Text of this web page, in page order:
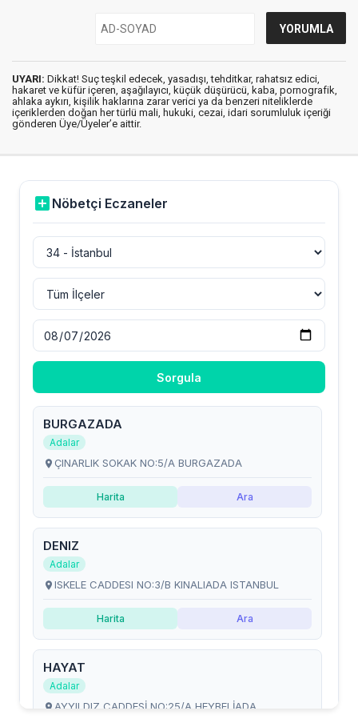
UYARI: Dikkat! Suç teşkil edecek, yasadışı, tehditkar, rahatsız edici,
hakaret ve küfür içeren, aşağılayıcı, küçük düşürücü, kaba, pornografik,
ahlaka aykırı, kişilik haklarına zarar verici ya da benzeri niteliklerde
içeriklerden doğan her türlü mali, hukuki, cezai, idari sorumluluk içeriği
gönderen Üye/Üyeler’e aittir.